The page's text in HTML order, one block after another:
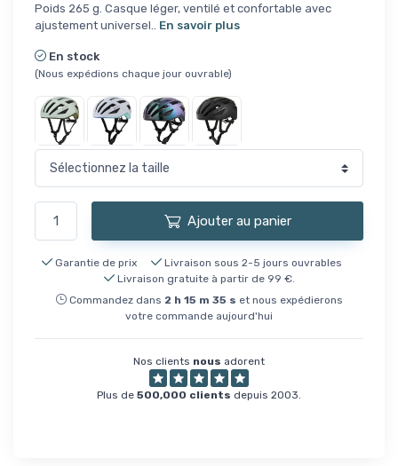
Poids 265 g. Casque léger, ventilé et confortable avec
ajustement universel.. En savoir plus
En stock
(Nous expédions chaque jour ouvrable)
Ajouter au panier
Garantie de prix
Livraison sous 2-5 jours ouvrables
Livraison gratuite à partir de 99 €.
Commandez dans 2 h 15 m 35 s et nous expédierons
votre commande aujourd'hui
Nos clients nous adorent
Plus de 500,000 clients depuis 2003.